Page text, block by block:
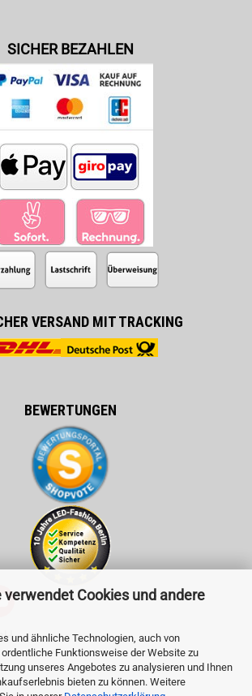
verwendet Cookies und andere
und ähnliche Technologien, auch von
Funktionsweise der Website zu
unseres Angebotes zu analysieren und Ihnen
bieten zu können. Weitere
SICHER BEZAHLEN
VERSAND MIT TRACKING
BEWERTUNGEN